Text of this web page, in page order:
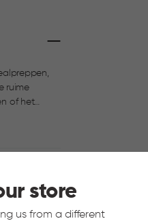
store
us from a different
ruime
of het
en is
en